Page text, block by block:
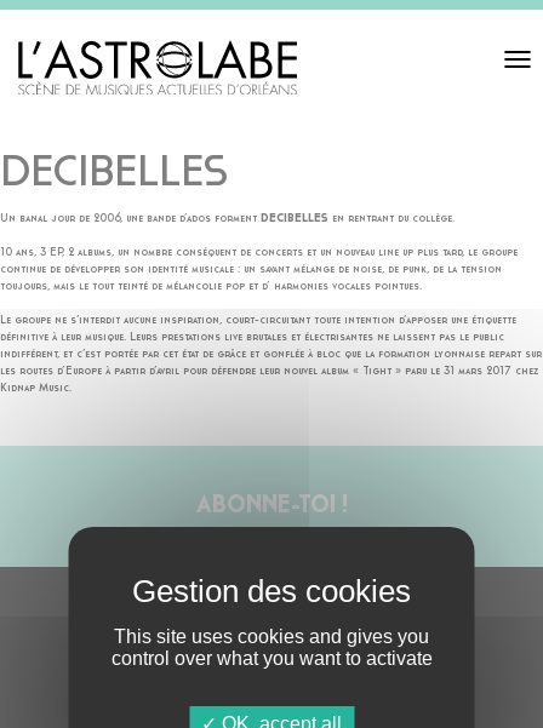
Toggle
DECIBELLES
Un banal jour de 2006, une bande d’ados forment DECIBELLES en rentrant du collège.
10 ans, 3 EP, 2 albums, un nombre conséquent de concerts et un nouveau line up plus tard, le groupe
continue de développer son identité musicale : un savant mélange de noise, de punk, de la tension
toujours, mais le tout teinté de mélancolie pop et d’ harmonies vocales pointues.
Le groupe ne s’interdit aucune inspiration, court-circuitant toute intention d’apposer une étiquette
définitive à leur musique. Leurs prestations live brutales et électrisantes ne laissent pas le public
indifférent, et c’est portée par cet état de grâce et gonflée à bloc que la formation lyonnaise repart sur
les routes d’Europe à partir d’avril pour défendre leur nouvel album « Tight » paru le 31 mars 2017 chez
Kidnap Music.
ABONNE-TOI !
S'ABONNER À LA NEWSLETTER
This site uses cookies and gives you
control over what you want to activate
OK, accept all